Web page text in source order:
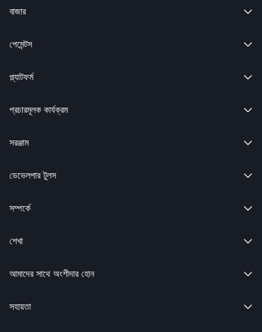
বাজার 
পেমেন্টস 
প্ল্যাটফর্ম 
প্রচারমূলক কার্যক্রম 
সরঞ্জাম 
ডেভেলপার টুলস 
সম্পর্কে 
শেখা 
আমাদের সাথে অংশীদার হোন 
সহায়তা 